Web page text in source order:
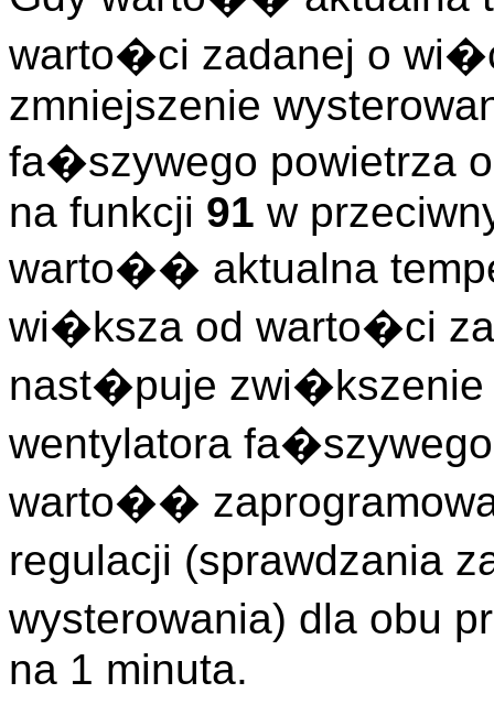
warto�ci zadanej o
zmniejszenie
fa�szywego powietrza
na funkcji 91 w
warto�� aktualna
wi�ksza od warto�ci
nast�puje zwi�kszenie
wentylatora
warto��
regulacji (sprawdzania
wysterowania) dla obu
na 1 minuta.